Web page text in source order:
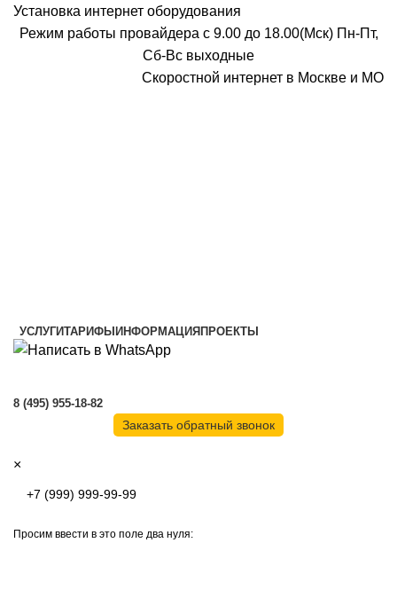
Установка интернет оборудования
Режим работы провайдера с 9.00 до 18.00(Мск) Пн-Пт,
Сб-Вс выходные
Скоростной интернет в Москве и МО
УСЛУГИТАРИФЫИНФОРМАЦИЯПРОЕКТЫ
8 (495) 955-18-82
Заказать обратный звонок
×
Просим ввести в это поле два нуля: